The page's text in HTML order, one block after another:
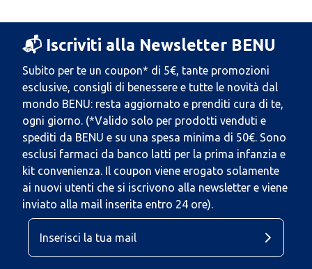
📬 Iscriviti alla Newsletter BENU
Subito per te un coupon* di 5€, tante promozioni
esclusive, consigli di benessere e tutte le novità dal
mondo BENU: resta aggiornato e prenditi cura di te,
ogni giorno. (*Valido solo per prodotti venduti e
spediti da BENU e su una spesa minima di 50€. Sono
esclusi farmaci da banco latti per la prima infanzia e
kit convenienza. Il coupon viene erogato solamente
ai nuovi utenti che si iscrivono alla newsletter e viene
inviato alla mail inserita entro 24 ore).